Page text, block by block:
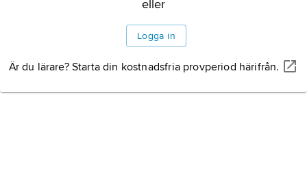
Information om artikeln
eller
Logga in
Är du lärare? Starta din kostnadsfria provperiod härifrån.